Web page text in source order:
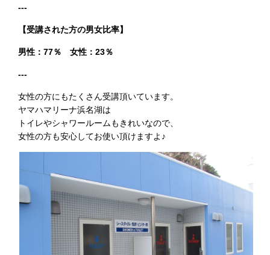
---
【受講された方の男女比率】
男性：77％ 女性：23％
---
女性の方にもたくさん受講頂いています。
ヤマハマリーナ浜名湖は
トイレやシャワールームもきれいなので、
女性の方も安心してお使い頂けますよ♪